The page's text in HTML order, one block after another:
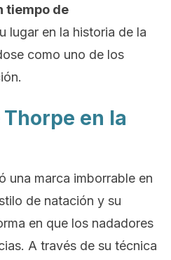
tiempo de
lugar en la historia de la
como uno de los
en la
una marca imborrable en
de natación y su
en que los nadadores
A través de su técnica